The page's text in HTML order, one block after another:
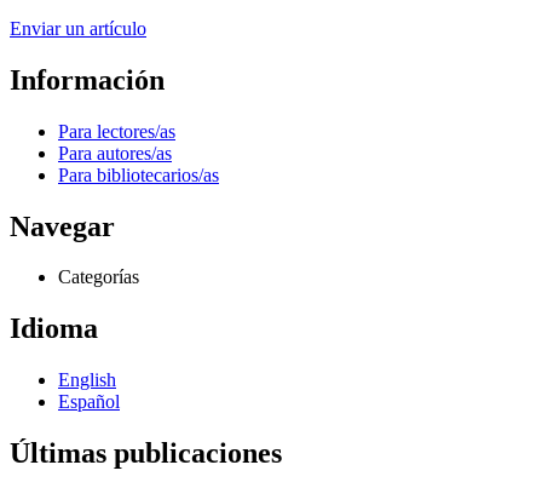
Enviar un artículo
Información
Para lectores/as
Para autores/as
Para bibliotecarios/as
Navegar
Categorías
Idioma
English
Español
Últimas publicaciones